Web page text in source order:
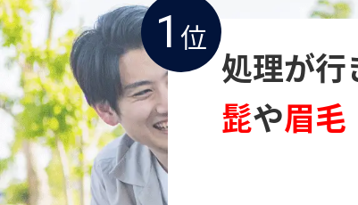
処理が行
髭や眉毛
1 位